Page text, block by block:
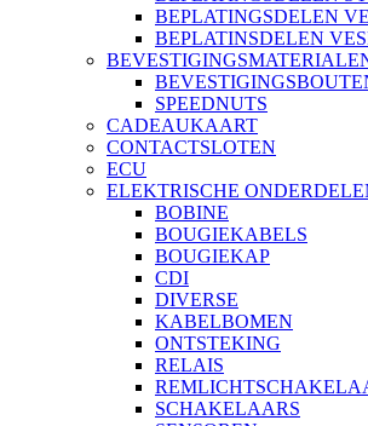
BEPLATINGSDELEN
BEPLATINSDELEN
SPEEDNUTS
CADEAUKAART
CONTACTSLOTEN
ECU
ELEKTRISCHE
BOBINE
BOUGIEKABELS
BOUGIEKAP
CDI
DIVERSE
KABELBOMEN
ONTSTEKING
RELAIS
SCHAKELAARS